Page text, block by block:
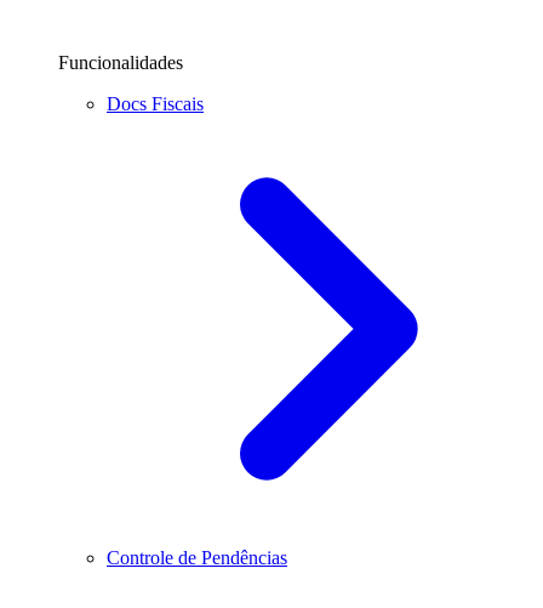
Funcionalidades
Docs Fiscais
Controle de Pendências